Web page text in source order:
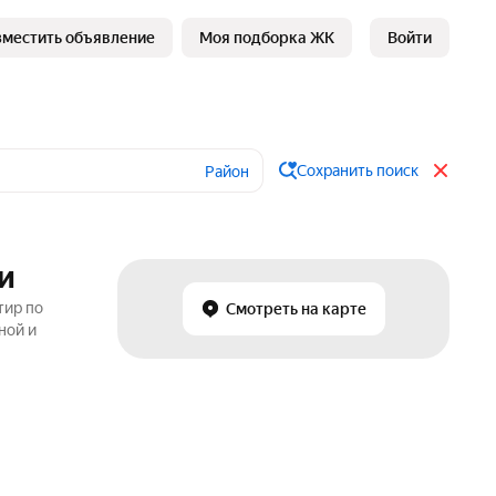
объявление Моя подборка ЖК Войти
Район Сохранить поиск
Смотреть на карте
по
и